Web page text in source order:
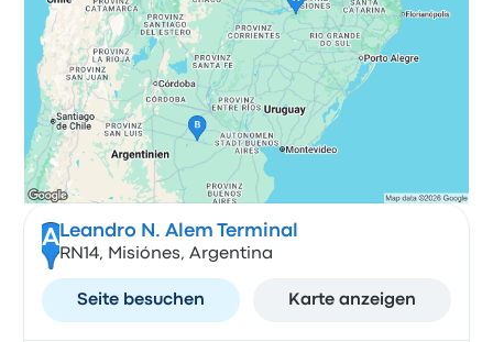
A Leandro N. Alem Terminal
RN14, Misiónes, Argentina
Seite besuchen Karte anzeigen